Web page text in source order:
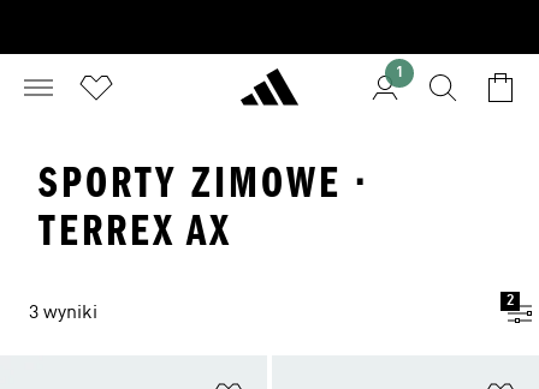
1
SPORTY ZIMOWE ·
TERREX AX
3 wyniki
2